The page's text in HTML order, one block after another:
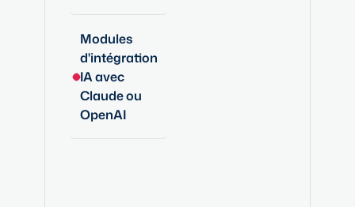
Modules
d'intégration
IA avec
Claude ou
OpenAI